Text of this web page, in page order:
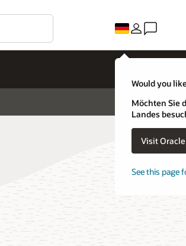
Would you
Möchten Sie
Landes
Visit
See this page